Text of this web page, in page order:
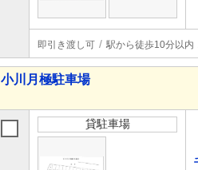
即引き渡し可 駅から徒歩10分以内
小川月極駐車場
貸駐車場